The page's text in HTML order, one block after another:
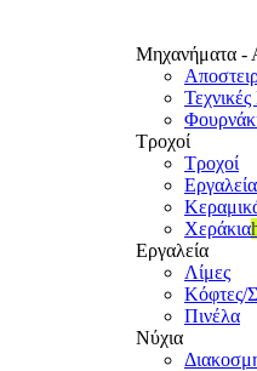
Μηχανήματα -
Τροχοί
Τροχοί
Χεράκια
Εργαλεία
Λίμες
Κόφτες/
Πινέλα
Νύχια